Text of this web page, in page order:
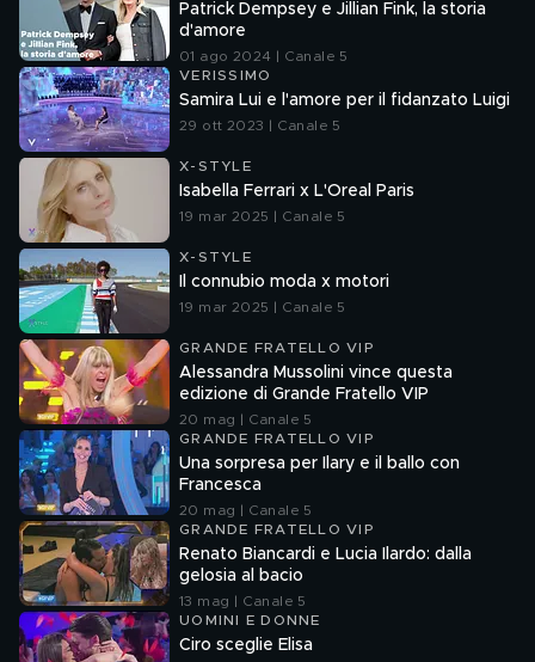
Patrick Dempsey e Jillian Fink, la storia
d'amore
01 ago 2024 | Canale 5
VERISSIMO
Samira Lui e l'amore per il fidanzato Luigi
29 ott 2023 | Canale 5
X-STYLE
Isabella Ferrari x L'Oreal Paris
19 mar 2025 | Canale 5
X-STYLE
Il connubio moda x motori
19 mar 2025 | Canale 5
GRANDE FRATELLO VIP
Alessandra Mussolini vince questa
edizione di Grande Fratello VIP
20 mag | Canale 5
GRANDE FRATELLO VIP
Una sorpresa per Ilary e il ballo con
Francesca
20 mag | Canale 5
GRANDE FRATELLO VIP
Renato Biancardi e Lucia Ilardo: dalla
gelosia al bacio
13 mag | Canale 5
UOMINI E DONNE
Ciro sceglie Elisa